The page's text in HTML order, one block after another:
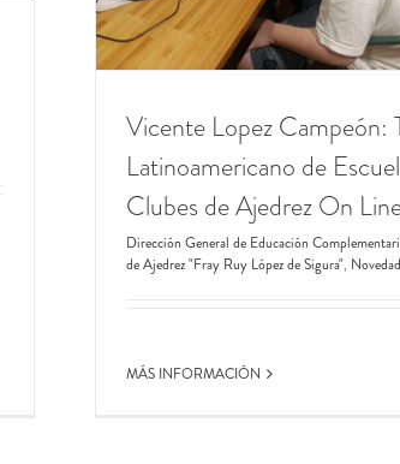
Vicente Lopez Campeón:
Latinoamericano de
Clubes de Ajedrez On
Dirección General de Educación
de Ajedrez "Fray Ruy López de Sigura",
MÁS INFORMACIÓN